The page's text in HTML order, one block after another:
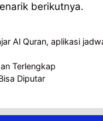
berikutnya.
Al Quran, aplikasi
Terlengkap
Diputar